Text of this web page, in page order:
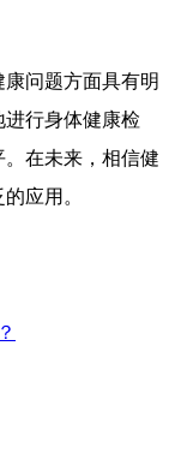
问题方面具有明
行身体健康检
在未来，相信健
应用。